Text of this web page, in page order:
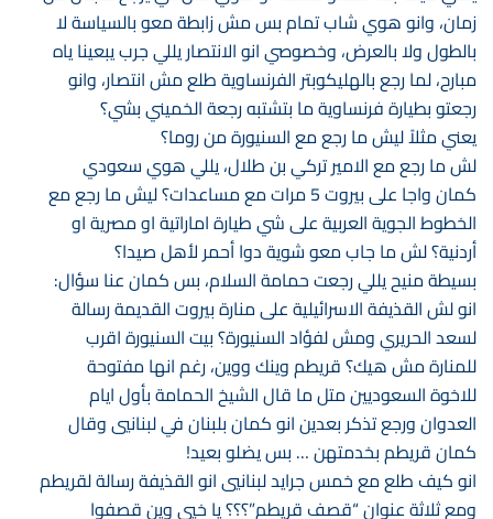
زمان، وانو هوي شاب تمام بس مش زابطة معو بالسياسة لا
بالطول ولا بالعرض، وخصوصي انو الانتصار يللي جرب يبعينا ياه
مبارح، لما رجع بالهليكوبتر الفرنساوية طلع مش انتصار، وانو
رجعتو بطيارة فرنساوية ما بتشتبه رجعة الخميني بشي؟
يعني مثلاً ليش ما رجع مع السنيورة من روما؟
لش ما رجع مع الامير تركي بن طلال، يللي هوي سعودي
كمان واجا على بيروت 5 مرات مع مساعدات؟ ليش ما رجع مع
الخطوط الجوية العربية على شي طيارة اماراتية او مصرية او
أردنية؟ لش ما جاب معو شوية دوا أحمر لأهل صيدا؟
بسيطة منيح يللي رجعت حمامة السلام، بس كمان عنا سؤال:
انو لش القذيفة الاسرائيلية على منارة بيروت القديمة رسالة
لسعد الحريري ومش لفؤاد السنيورة؟ بيت السنيورة اقرب
للمنارة مش هيك؟ قريطم وينك ووين، رغم انها مفتوحة
للاخوة السعوديين متل ما قال الشيخ الحمامة بأول ايام
العدوان ورجع تذكر بعدين انو كمان بلبنان في لبنانيي وقال
كمان قريطم بخدمتهن … بس يضلو بعيد!
انو كيف طلع مع خمس جرايد لبنانيي انو القذيفة رسالة لقريطم
ومع ثلاثة عنوان “قصف قريطم”؟؟؟ يا خيي وين قصفوا